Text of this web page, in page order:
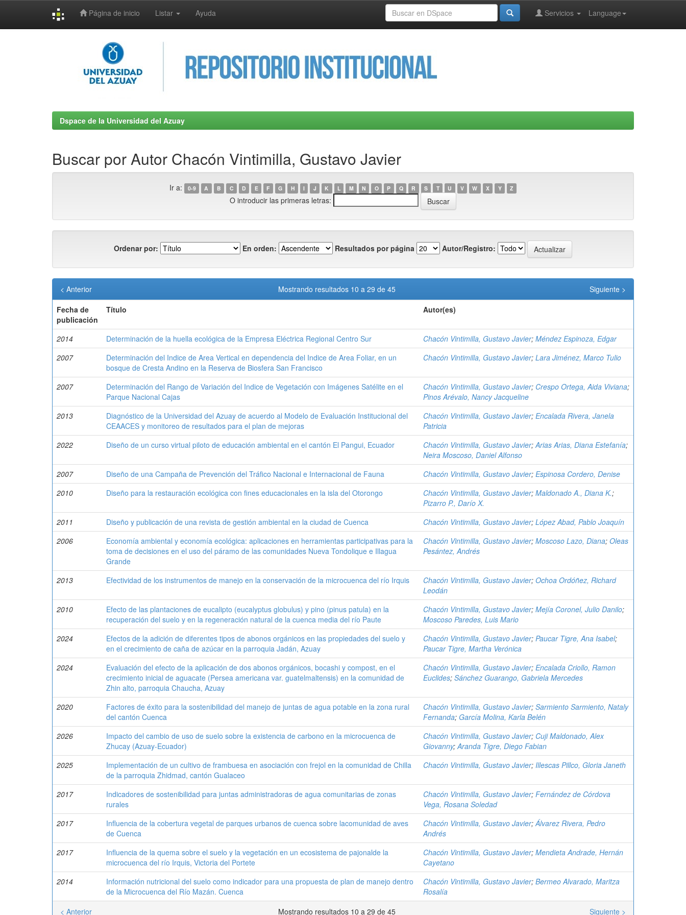
Página de inicio Listar Ayuda Language
Servicios
Dspace de la Universidad del Azuay
Buscar por Autor Chacón Vintimilla, Gustavo Javier
Ir a: 0-9 A B C D E F G H I J K L M N O P Q R S T U V W X Y Z
O introducir las primeras letras:
Ordenar por: En orden: Resultados por página Autor/Registro:
Mostrando resultados 10 a 29 de 45
< Anterior
Siguiente >
Fecha de
publicación
Título Autor(es)
2014 Determinación de la huella ecológica de la Empresa Eléctrica Regional Centro Sur Chacón Vintimilla, Gustavo Javier; Méndez Espinoza, Edgar
2007
Determinación del Indice de Area Vertical en dependencia del Indice de Area Foliar, en un
bosque de Cresta Andino en la Reserva de Biosfera San Francisco
Chacón Vintimilla, Gustavo Javier; Lara Jiménez, Marco Tulio
2007
Determinación del Rango de Variación del Indice de Vegetación con Imágenes Satélite en el
Parque Nacional Cajas
Chacón Vintimilla, Gustavo Javier; Crespo Ortega, Aida Viviana;
Pinos Arévalo, Nancy Jacqueline
2013
Diagnóstico de la Universidad del Azuay de acuerdo al Modelo de Evaluación Institucional del
CEAACES y monitoreo de resultados para el plan de mejoras
Chacón Vintimilla, Gustavo Javier; Encalada Rivera, Janela
Patricia
2022
Diseño de un curso virtual piloto de educación ambiental en el cantón El Pangui, Ecuador Chacón Vintimilla, Gustavo Javier;Arias Arias, Diana Estefanía;
Neira Moscoso, Daniel Alfonso
2007
Diseño de una Campaña de Prevención del Tráfico Nacional e Internacional de Fauna Chacón Vintimilla, Gustavo Javier; Espinosa Cordero, Denise
2010
Diseño para la restauración ecológica con fines educacionales en la isla del Otorongo Chacón Vintimilla, Gustavo Javier; Maldonado A., Diana K.;
Pizarro P., Darío X.
2011
Diseño y publicación de una revista de gestión ambiental en la ciudad de Cuenca Chacón Vintimilla, Gustavo Javier; López Abad, Pablo Joaquín
2006
Economía ambiental y economía ecológica: aplicaciones en herramientas participativas para la
toma de decisiones en el uso del páramo de las comunidades Nueva Tondolique e Illagua
Grande
Chacón Vintimilla, Gustavo Javier; Moscoso Lazo, Diana; Oleas
Pesántez, Andrés
2013 Efectividad de los instrumentos de manejo en la conservación de la microcuenca del río Irquis Chacón Vintimilla, Gustavo Javier; Ochoa Ordóñez, Richard
Leodán
2010
Efecto de las plantaciones de eucalipto (eucalyptus globulus) y pino (pinus patula) en la
recuperación del suelo y en la regeneración natural de la cuenca media del río Paute
Chacón Vintimilla, Gustavo Javier; Mejía Coronel, Julio Danilo;
Moscoso Paredes, Luis Mario
2024
Efectos de la adición de diferentes tipos de abonos orgánicos en las propiedades del suelo y
en el crecimiento de caña de azúcar en la parroquia Jadán, Azuay
Chacón Vintimilla, Gustavo Javier; Paucar Tigre, Ana Isabel;
Paucar Tigre, Martha Verónica
2024
Evaluación del efecto de la aplicación de dos abonos orgánicos, bocashi y compost, en el
crecimiento inicial de aguacate (Persea americana var. guatelmaltensis) en la comunidad de
Zhin alto, parroquia Chaucha, Azuay
Chacón Vintimilla, Gustavo Javier; Encalada Criollo, Ramon
Euclides; Sánchez Guarango, Gabriela Mercedes
2020
Factores de éxito para la sostenibilidad del manejo de juntas de agua potable en la zona rural
del cantón Cuenca
Chacón Vintimilla, Gustavo Javier; Sarmiento Sarmiento, Nataly
Fernanda; García Molina, Karla Belén
2026
Impacto del cambio de uso de suelo sobre la existencia de carbono en la microcuenca de
Zhucay (Azuay-Ecuador)
Chacón Vintimilla, Gustavo Javier; Cuji Maldonado, Alex
Giovanny;Aranda Tigre, Diego Fabian
2025
Implementación de un cultivo de frambuesa en asociación con frejol en la comunidad de Chilla
de la parroquia Zhidmad, cantón Gualaceo
Chacón Vintimilla, Gustavo Javier; Illescas Pillco, Gloria Janeth
2017
Indicadores de sostenibilidad para juntas administradoras de agua comunitarias de zonas
rurales
Chacón Vintimilla, Gustavo Javier; Fernández de Córdova
Vega, Rosana Soledad
2017
Influencia de la cobertura vegetal de parques urbanos de cuenca sobre lacomunidad de aves
de Cuenca
Chacón Vintimilla, Gustavo Javier;Álvarez Rivera, Pedro
Andrés
2017
Influencia de la quema sobre el suelo y la vegetación en un ecosistema de pajonalde la
microcuenca del río Irquis, Victoria del Portete
Chacón Vintimilla, Gustavo Javier; Mendieta Andrade, Hernán
Cayetano
2014
Información nutricional del suelo como indicador para una propuesta de plan de manejo dentro
de la Microcuenca del Río Mazán. Cuenca
Chacón Vintimilla, Gustavo Javier; Bermeo Alvarado, Maritza
Rosalía
Mostrando resultados 10 a 29 de 45
< Anterior Siguiente >